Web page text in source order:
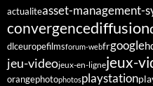
actualiteasset-management-
convergencediffusion
dlceuropefilmsforum-webfrgoogle
jeu-videojeux-en-lignejeux-
orangephotophotosplaystation